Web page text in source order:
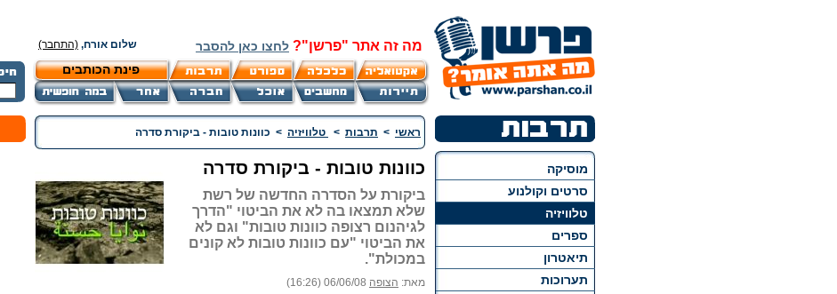
מה זה אתר "פרשן"? לחצו כאן להסבר שלום אורח, (התחבר)
פינת הכותבים
מוסיקה
סרטים וקולנוע
טלוויזיה
ספרים
תיאטרון
תערוכות
ראשי > תרבות > טלוויזיה > כוונות טובות - ביקורת סדרה
כוונות טובות - ביקורת סדרה
ביקורת על הסדרה החדשה של רשת
שלא תמצאו בה לא את הביטוי "הדרך
לגיהנום רצופה כוונות טובות" וגם לא
את הביטוי "עם כוונות טובות לא קונים
במכולת".
מאת: הצופה 06/06/08 (16:26)